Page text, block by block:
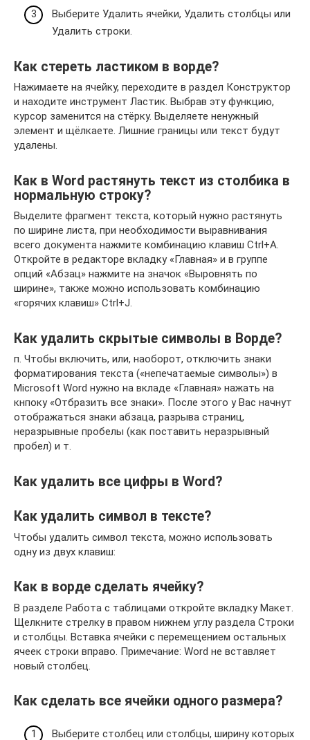
Выберите Удалить ячейки, Удалить столбцы или
Удалить строки.
Как стереть ластиком в ворде?
Нажимаете на ячейку, переходите в раздел Конструктор
и находите инструмент Ластик. Выбрав эту функцию,
курсор заменится на стёрку. Выделяете ненужный
элемент и щёлкаете. Лишние границы или текст будут
удалены.
Как в Word растянуть текст из столбика в
нормальную строку?
Выделите фрагмент текста, который нужно растянуть
по ширине листа, при необходимости выравнивания
всего документа нажмите комбинацию клавиш Ctrl+A.
Откройте в редакторе вкладку «Главная» и в группе
опций «Абзац» нажмите на значок «Выровнять по
ширине», также можно использовать комбинацию
«горячих клавиш» Ctrl+J.
Как удалить скрытые символы в Ворде?
п. Чтобы включить, или, наоборот, отключить знаки
форматирования текста («непечатаемые символы») в
Microsoft Word нужно на вкладе «Главная» нажать на
кнпоку «Отбразить все знаки». После этого у Вас начнут
отображаться знаки абзаца, разрыва страниц,
неразрывные пробелы (как поставить неразрывный
пробел) и т.
Как удалить все цифры в Word?
Как удалить символ в тексте?
Чтобы удалить символ текста, можно использовать
одну из двух клавиш:
Как в ворде сделать ячейку?
В разделе Работа с таблицами откройте вкладку Макет.
Щелкните стрелку в правом нижнем углу раздела Строки
и столбцы. Вставка ячейки с перемещением остальных
ячеек строки вправо. Примечание: Word не вставляет
новый столбец.
Как сделать все ячейки одного размера?
Выберите столбец или столбцы, ширину которых